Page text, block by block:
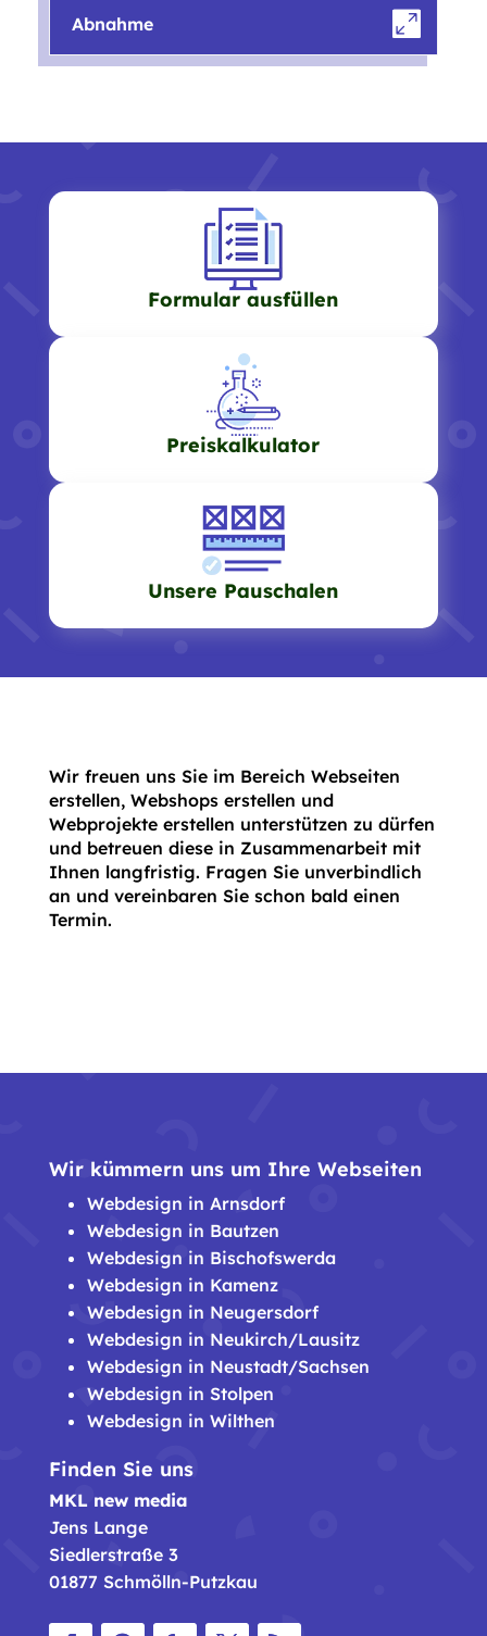
Abnahme
Formular ausfüllen
Preiskalkulator
Unsere Pauschalen
Wir freuen uns Sie im Bereich Webseiten
erstellen, Webshops erstellen und
Webprojekte erstellen unterstützen zu dürfen
und betreuen diese in Zusammenarbeit mit
Ihnen langfristig. Fragen Sie unverbindlich
an und vereinbaren Sie schon bald einen
Termin.
Wir kümmern uns um Ihre Webseiten
Webdesign in Arnsdorf
Webdesign in Bautzen
Webdesign in Bischofswerda
Webdesign in Kamenz
Webdesign in Neugersdorf
Webdesign in Neukirch/Lausitz
Webdesign in Neustadt/Sachsen
Webdesign in Stolpen
Webdesign in Wilthen
Finden Sie uns
MKL new media
Jens Lange
Siedlerstraße 3
01877 Schmölln-Putzkau